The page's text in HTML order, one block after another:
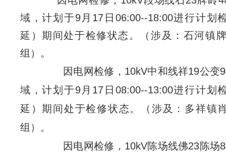
域，计划于9月17日06:00--18:00进行计划
延）期间处于检修状态。（涉及：石河镇
组）。
因电网检修，10kV中和线祥19公变
域，计划于9月17日08:00--13:00进行计划
延）期间处于检修状态。（涉及：多祥镇
组）。
因电网检修，10kV陈场线佛23陈场